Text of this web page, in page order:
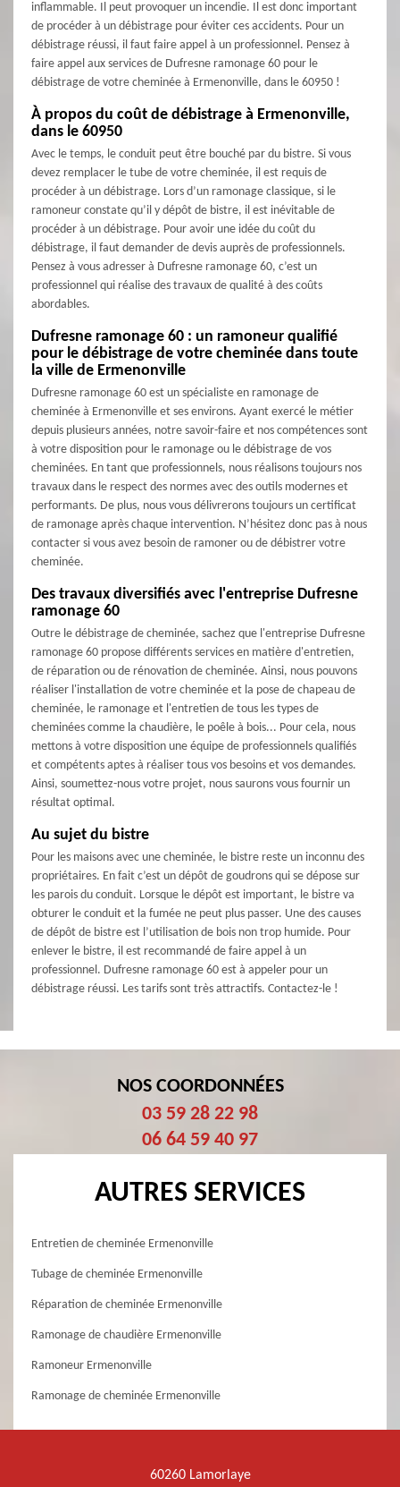
inflammable. Il peut provoquer un incendie. Il est donc important
de procéder à un débistrage pour éviter ces accidents. Pour un
débistrage réussi, il faut faire appel à un professionnel. Pensez à
faire appel aux services de Dufresne ramonage 60 pour le
débistrage de votre cheminée à Ermenonville, dans le 60950 !
À propos du coût de débistrage à Ermenonville,
dans le 60950
Avec le temps, le conduit peut être bouché par du bistre. Si vous
devez remplacer le tube de votre cheminée, il est requis de
procéder à un débistrage. Lors d’un ramonage classique, si le
ramoneur constate qu’il y dépôt de bistre, il est inévitable de
procéder à un débistrage. Pour avoir une idée du coût du
débistrage, il faut demander de devis auprès de professionnels.
Pensez à vous adresser à Dufresne ramonage 60, c’est un
professionnel qui réalise des travaux de qualité à des coûts
abordables.
Dufresne ramonage 60 : un ramoneur qualifié
pour le débistrage de votre cheminée dans toute
la ville de Ermenonville
Dufresne ramonage 60 est un spécialiste en ramonage de
cheminée à Ermenonville et ses environs. Ayant exercé le métier
depuis plusieurs années, notre savoir-faire et nos compétences sont
à votre disposition pour le ramonage ou le débistrage de vos
cheminées. En tant que professionnels, nous réalisons toujours nos
travaux dans le respect des normes avec des outils modernes et
performants. De plus, nous vous délivrerons toujours un certificat
de ramonage après chaque intervention. N’hésitez donc pas à nous
contacter si vous avez besoin de ramoner ou de débistrer votre
cheminée.
Des travaux diversifiés avec l'entreprise Dufresne
ramonage 60
Outre le débistrage de cheminée, sachez que l'entreprise Dufresne
ramonage 60 propose différents services en matière d'entretien,
de réparation ou de rénovation de cheminée. Ainsi, nous pouvons
réaliser l'installation de votre cheminée et la pose de chapeau de
cheminée, le ramonage et l'entretien de tous les types de
cheminées comme la chaudière, le poêle à bois... Pour cela, nous
mettons à votre disposition une équipe de professionnels qualifiés
et compétents aptes à réaliser tous vos besoins et vos demandes.
Ainsi, soumettez-nous votre projet, nous saurons vous fournir un
résultat optimal.
Au sujet du bistre
Pour les maisons avec une cheminée, le bistre reste un inconnu des
propriétaires. En fait c’est un dépôt de goudrons qui se dépose sur
les parois du conduit. Lorsque le dépôt est important, le bistre va
obturer le conduit et la fumée ne peut plus passer. Une des causes
de dépôt de bistre est l’utilisation de bois non trop humide. Pour
enlever le bistre, il est recommandé de faire appel à un
professionnel. Dufresne ramonage 60 est à appeler pour un
débistrage réussi. Les tarifs sont très attractifs. Contactez-le !
NOS COORDONNÉES
03 59 28 22 98
06 64 59 40 97
AUTRES SERVICES
Entretien de cheminée Ermenonville
Tubage de cheminée Ermenonville
Réparation de cheminée Ermenonville
Ramonage de chaudière Ermenonville
Ramoneur Ermenonville
Ramonage de cheminée Ermenonville
60260 Lamorlaye